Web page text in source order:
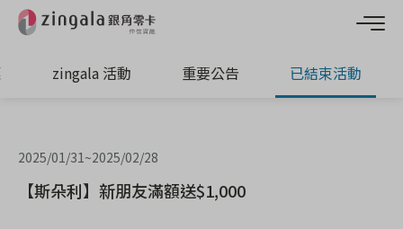
zingala 活動 重要公告 已結束活動
2025/01/31 ~2025/02/28
【斯朵利】新朋友滿額送$1,000